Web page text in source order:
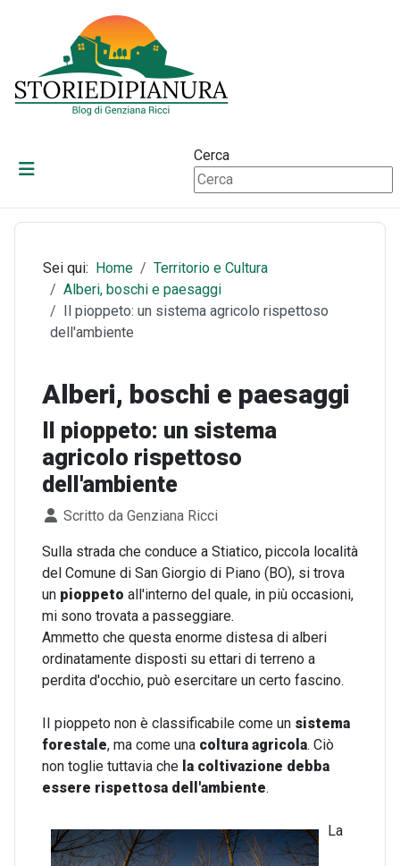
Cerca
Sei qui: Home
Territorio e Cultura
Alberi, boschi e paesaggi
Il pioppeto: un sistema agricolo rispettoso
dell'ambiente
Alberi, boschi e paesaggi
Il pioppeto: un sistema
agricolo rispettoso
dell'ambiente
Dettagli
Scritto da Genziana Ricci
Sulla strada che conduce a Stiatico, piccola località
del Comune di San Giorgio di Piano (BO), si trova
un pioppeto all'interno del quale, in più occasioni,
mi sono trovata a passeggiare.
Ammetto che questa enorme distesa di alberi
ordinatamente disposti su ettari di terreno a
perdita d'occhio, può esercitare un certo fascino.
II pioppeto non è classificabile come un sistema
forestale, ma come una coltura agricola. Ciò
non toglie tuttavia che la coltivazione debba
essere rispettosa dell'ambiente.
La